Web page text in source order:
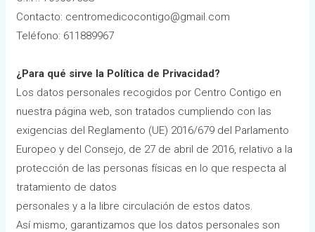
Contacto: centromedicocontigo@gmail.com
Teléfono: 611889967
¿Para qué sirve la Política de Privacidad?
Los datos personales recogidos por Centro Contigo en
nuestra página web, son tratados cumpliendo con las
exigencias del Reglamento (UE) 2016/679 del Parlamento
Europeo y del Consejo, de 27 de abril de 2016, relativo a la
protección de las personas físicas en lo que respecta al
tratamiento de datos
personales y a la libre circulación de estos datos.
Así mismo, garantizamos que los datos personales son